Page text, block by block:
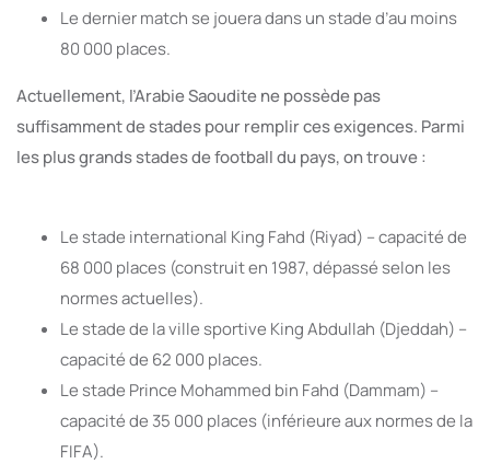
Le dernier match se jouera dans un stade d’au moins
80 000 places.
Actuellement, l’Arabie Saoudite ne possède pas
suffisamment de stades pour remplir ces exigences. Parmi
les plus grands stades de football du pays, on trouve :
Le stade international King Fahd (Riyad) – capacité de
68 000 places (construit en 1987, dépassé selon les
normes actuelles).
Le stade de la ville sportive King Abdullah (Djeddah) –
capacité de 62 000 places.
Le stade Prince Mohammed bin Fahd (Dammam) –
capacité de 35 000 places (inférieure aux normes de la
FIFA).